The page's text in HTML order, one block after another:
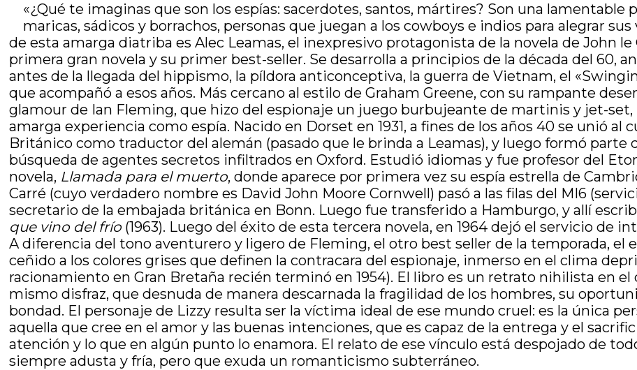
«¿Qué te imaginas que son los espías: sacerdotes, santos, mártires? Son una lamentable
maricas, sádicos y borrachos, personas que juegan a los cowboys e indios para alegrar
de esta amarga diatriba es Alec Leamas, el inexpresivo protagonista de la novela de John le
primera gran novela y su primer best-seller. Se desarrolla a principios de la década del 60,
antes de la llegada del hippismo, la píldora anticonceptiva, la guerra de Vietnam, el
que acompañó a esos años. Más cercano al estilo de Graham Greene, con su rampante
glamour de Ian Fleming, que hizo del espionaje un juego burbujeante de martinis y jet-set,
amarga experiencia como espía. Nacido en Dorset en 1931, a fines de los años 40 se unió
Británico como traductor del alemán (pasado que le brinda a Leamas), y luego formó parte
búsqueda de agentes secretos infiltrados en Oxford. Estudió idiomas y fue profesor del
novela, Llamada para el muerto, donde aparece por primera vez su espía estrella de
Carré (cuyo verdadero nombre es David John Moore Cornwell) pasó a las filas del MI6
secretario de la embajada británica en Bonn. Luego fue transferido a Hamburgo, y allí
que vino del frío (1963). Luego del éxito de esta tercera novela, en 1964 dejó el servicio de
A diferencia del tono aventurero y ligero de Fleming, el otro best seller de la temporada, el
ceñido a los colores grises que definen la contracara del espionaje, inmerso en el clima
racionamiento en Gran Bretaña recién terminó en 1954). El libro es un retrato nihilista en
mismo disfraz, que desnuda de manera descarnada la fragilidad de los hombres, su
bondad. El personaje de Lizzy resulta ser la víctima ideal de ese mundo cruel: es la única
aquella que cree en el amor y las buenas intenciones, que es capaz de la entrega y el
atención y lo que en algún punto lo enamora. El relato de ese vínculo está despojado de
siempre adusta y fría, pero que exuda un romanticismo subterráneo.